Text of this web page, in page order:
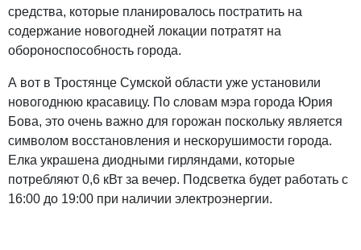
средства, которые планировалось постратить на
содержание новогодней локации потратят на
обороноспособность города.
А вот в Тростянце Сумской области уже установили
новогоднюю красавицу. По словам мэра города Юрия
Бова, это очень важно для горожан поскольку является
символом восстановления и нескорушимости города.
Елка украшена диодными гирляндами, которые
потребляют 0,6 кВт за вечер. Подсветка будет работать с
16:00 до 19:00 при наличии электроэнергии.